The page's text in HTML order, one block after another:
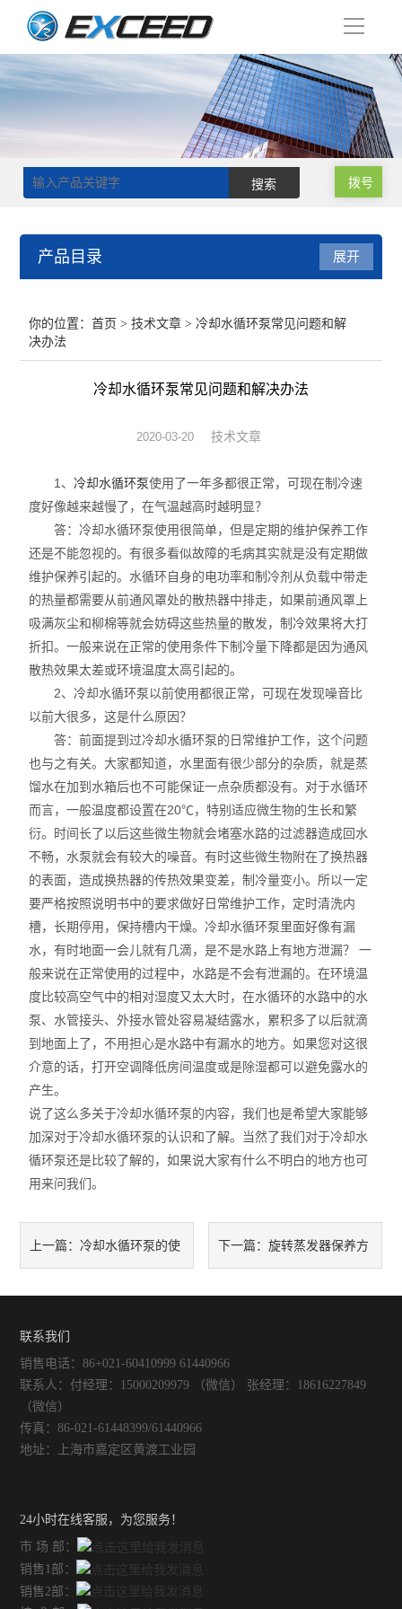
导
拨号
产品目录
双层玻璃反应釜
单层玻璃反应釜
低温冷却液循环泵
高低温循环一体机
不锈钢高压反应釜
电热套
恒温干燥箱
循环水真空泵
旋片式真空泵/油泵
智能控温仪
油、水浴锅
电动搅拌器
水热合成反应釜/消解罐
电加热板
超声波清洗器
紫外分析仪
微波化学反应器
玻璃仪器烘干器
药物透皮实验仪
不锈钢常压反应釜
展开
你的位置：首页 >技术文章 > 冷却水循环泵常见问题和解
决办法
冷却水循环泵常见问题和解决办法
2020-03-20 技术文章
1、 冷却水循环泵使用了一年多都很正常，可现在制冷速
度好像越来越慢了，在气温越高时越明显？
答：冷却水循环泵使用很简单，但是定期的维护保养工作
还是不能忽视的。有很多看似故障的毛病其实就是没有定期做
维护保养引起的。水循环自身的电功率和制冷剂从负载中带走
的热量都需要从前通风罩处的散热器中排走，如果前通风罩上
吸满灰尘和柳棉等就会妨碍这些热量的散发，制冷效果将大打
折扣。一般来说在正常的使用条件下制冷量下降都是因为通风
散热效果太差或环境温度太高引起的。
2、冷却水循环泵以前使用都很正常，可现在发现噪音比
以前大很多，这是什么原因？
答：前面提到过冷却水循环泵的日常维护工作，这个问题
也与之有关。大家都知道，水里面有很少部分的杂质，就是蒸
馏水在加到水箱后也不可能保证一点杂质都没有。对于水循环
而言，一般温度都设置在20℃，特别适应微生物的生长和繁
衍。时间长了以后这些微生物就会堵塞水路的过滤器造成回水
不畅，水泵就会有较大的噪音。有时这些微生物附在了换热器
的表面，造成换热器的传热效果变差，制冷量变小。所以一定
要严格按照说明书中的要求做好日常维护工作，定时清洗内
槽，长期停用，保持槽内干燥。冷却水循环泵里面好像有漏
水，有时地面一会儿就有几滴，是不是水路上有地方泄漏？ 一
般来说在正常使用的过程中，水路是不会有泄漏的。在环境温
度比较高空气中的相对湿度又太大时，在水循环的水路中的水
泵、水管接头、外接水管处容易凝结露水，累积多了以后就滴
到地面上了，不用担心是水路中有漏水的地方。如果您对这很
介意的话，打开空调降低房间温度或是除湿都可以避免露水的
产生。
说了这么多关于冷却水循环泵的内容，我们也是希望大家能够
加深对于冷却水循环泵的认识和了解。当然了我们对于冷却水
循环泵还是比较了解的，如果说大家有什么不明白的地方也可
用来问我们。
上一篇： 冷却水循环泵的使 下一篇： 旋转蒸发器保养方
联系我们
销售电话：86+021-60410999 61440966
联系人：付经理：15000209979 （微信） 张经理：18616227849
（微信）
传真：86-021-61448399/61440966
地址：上海市嘉定区黄渡工业园
24小时在线客服，为您服务！
市 场 部：
销售1部：
销售2部：